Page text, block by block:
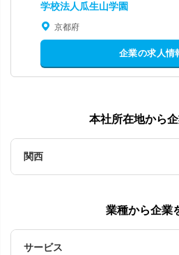
学校法人瓜生山学園
京都府
企業の求人情
本社所在地から
関西
業種から企業
サービス